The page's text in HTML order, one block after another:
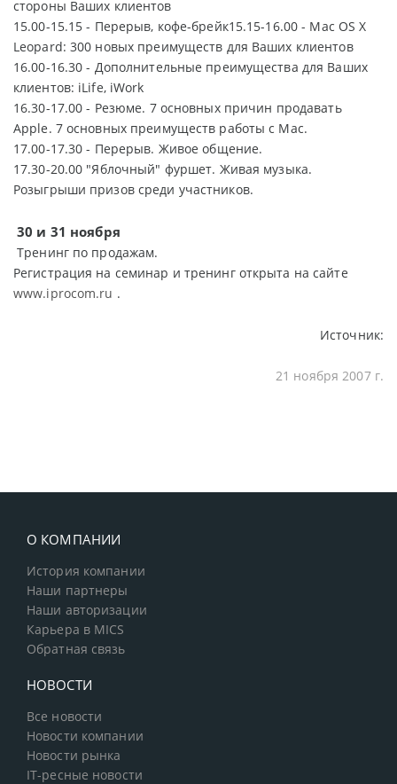
стороны Ваших клиентов
15.00-15.15 - Перерыв, кофе-брейк15.15-16.00 - Mac OS X
Leopard: 300 новых преимуществ для Ваших клиентов
16.00-16.30 - Дополнительные преимущества для Ваших
клиентов: iLife, iWork
16.30-17.00 - Резюме. 7 основных причин продавать
Apple. 7 основных преимуществ работы с Mac.
17.00-17.30 - Перерыв. Живое общение.
17.30-20.00 "Яблочный" фуршет. Живая музыка.
Розыгрыши призов среди участников.
30 и 31 ноября
Тренинг по продажам.
Регистрация на семинар и тренинг открыта на сайте
www.iprocom.ru .
Источник:
21 ноября 2007 г.
О КОМПАНИИ
История компании
Наши партнеры
Наши авторизации
Карьера в MICS
Обратная связь
НОВОСТИ
Все новости
Новости компании
Новости рынка
IT-ресные новости